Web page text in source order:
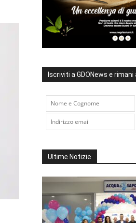
Iscriviti a GDONews e
Ultime Notizie